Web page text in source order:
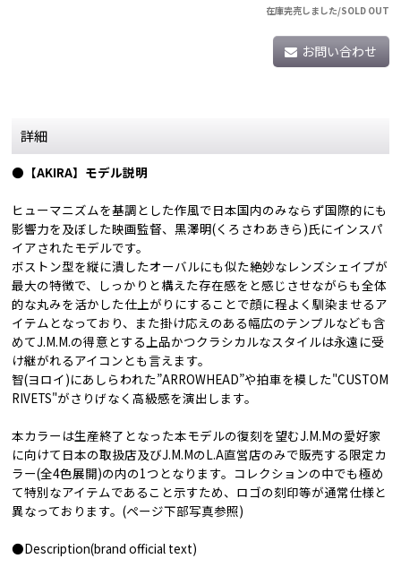
在庫完売しました/SOLD OUT
お問い合わせ
詳細
●【AKIRA】モデル説明
ヒューマニズムを基調とした作風で日本国内のみならず国際的にも
影響力を及ぼした映画監督、黒澤明(くろさわあきら)氏にインスパ
イアされたモデルです。
ボストン型を縦に潰したオーバルにも似た絶妙なレンズシェイプが
最大の特徴で、しっかりと構えた存在感をと感じさせながらも全体
的な丸みを活かした仕上がりにすることで顔に程よく馴染ませるア
イテムとなっており、また掛け応えのある幅広のテンプルなども含
めてJ.M.M.の得意とする上品かつクラシカルなスタイルは永遠に受
け継がれるアイコンとも言えます。
智(ヨロイ)にあしらわれた”ARROWHEAD”や拍車を模した"CUSTOM
RIVETS"がさりげなく高級感を演出します。
本カラーは生産終了となった本モデルの復刻を望むJ.M.Mの愛好家
に向けて日本の取扱店及びJ.M.MのL.A直営店のみで販売する限定カ
ラー(全4色展開)の内の1つとなります。コレクションの中でも極め
て特別なアイテムであること示すため、ロゴの刻印等が通常仕様と
異なっております。(ページ下部写真参照)
●Description(brand official text)